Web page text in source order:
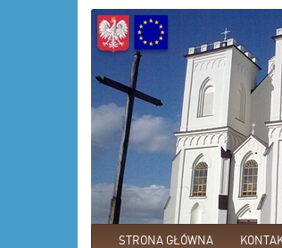
STRONA GŁÓWNA